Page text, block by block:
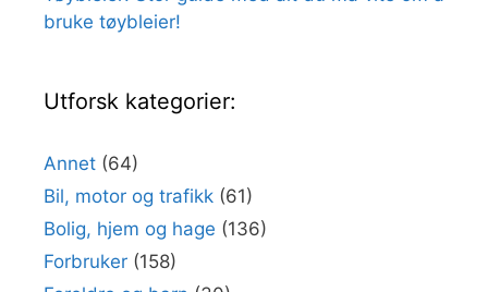
bruke tøybleier!
Utforsk kategorier:
Annet (64)
Bil, motor og trafikk (61)
Bolig, hjem og hage (136)
Forbruker (158)